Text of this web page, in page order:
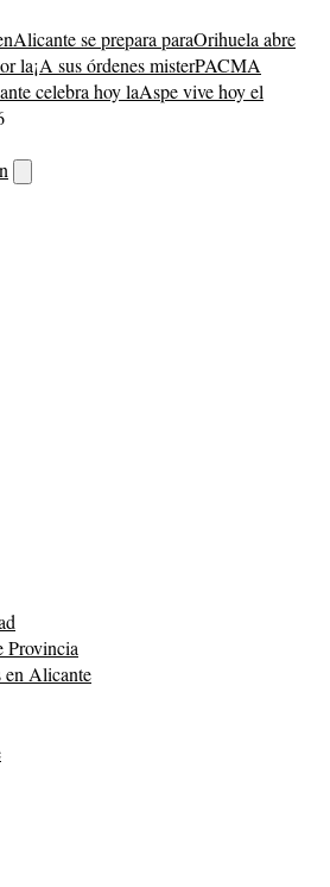
Alicante se prepara paraOrihuela abre
la¡A sus órdenes misterPACMA
celebra hoy laAspe vive hoy el
buscador
Provincia
en Alicante